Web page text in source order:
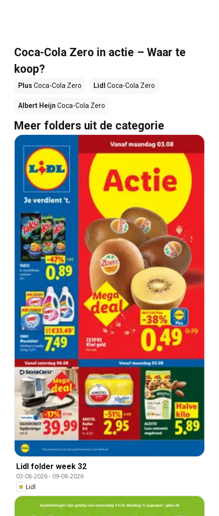
Coca-Cola Zero in actie – Waar te
koop?
Plus Coca-Cola Zero Lidl Coca-Cola Zero
Albert Heijn Coca-Cola Zero
Meer folders uit de categorie
Lidl folder week 32
03-08-2026- 09-08-2026
Lidl